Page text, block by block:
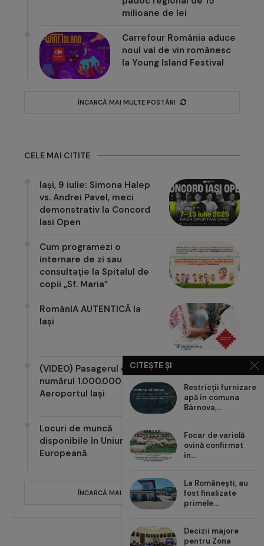
milioane de lei
Carrefour România aduce
noul val de vin românesc
la Young Island Festival
ÎNCARCĂ MAI MULTE POSTĂRI
CELE MAI CITITE
Iași, 9 iulie: Simona Halep
vs. Andrei Pavel, meci
demonstrativ la Concord
Iasi Open
Cum programezi o
internare de zi sau
consultație la Spitalul de
copii „Sf. Maria”
RomânIA AUTENTICĂ la
Iași
(VIDEO) Pasagerul cu
numărul 1.000.000 pe
Aeroportul Iași
Locuri de muncă
disponibile în Uniunea
Europeană
ÎNCARCĂ MAI MULTE POSTĂRI
CITEȘTE ȘI
Restricții furnizare
apă în comuna
Bârnova,...
Focar de variolă
ovină confirmat
în...
La Românești, au
fost finalizate
primele...
Decizii majore
pentru Zona